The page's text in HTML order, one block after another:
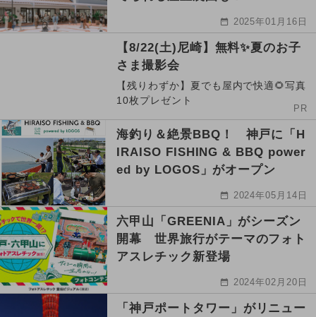
2025年01月16日
【8/22(土)尼崎】無料✨夏のお子
さま撮影会
【残りわずか】夏でも屋内で快適🌻写真
10枚プレゼント
PR
海釣り＆絶景BBQ！ 神戸に「H
IRAISO FISHING & BBQ power
ed by LOGOS」がオープン
2024年05月14日
六甲山「GREENIA」がシーズン
開幕 世界旅行がテーマのフォト
アスレチック新登場
2024年02月20日
「神戸ポートタワー」がリニュー